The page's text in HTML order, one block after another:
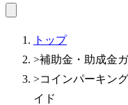
トップ
>補助金・助成金
>コインパーキン
イド